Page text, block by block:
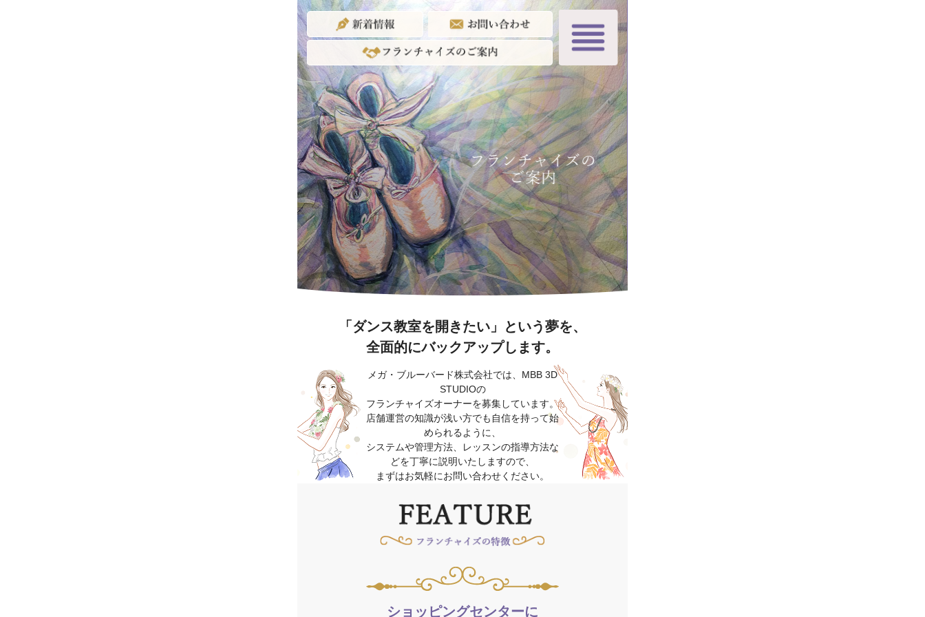
「ダンス教室を開きたい」という夢を、
全面的にバックアップします。
メガ・ブルーバード株式会社では、MBB 3D
STUDIOの
フランチャイズオーナーを募集しています。
店舗運営の知識が浅い方でも自信を持って始
められるように、
システムや管理方法、レッスンの指導方法な
どを丁寧に説明いたしますので、
まずはお気軽にお問い合わせください。
ショッピングセンターに